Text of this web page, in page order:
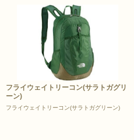
フライウェイトリーコン(サラトガグリ
ーン)
フライウェイトリーコン(サラトガグリーン)